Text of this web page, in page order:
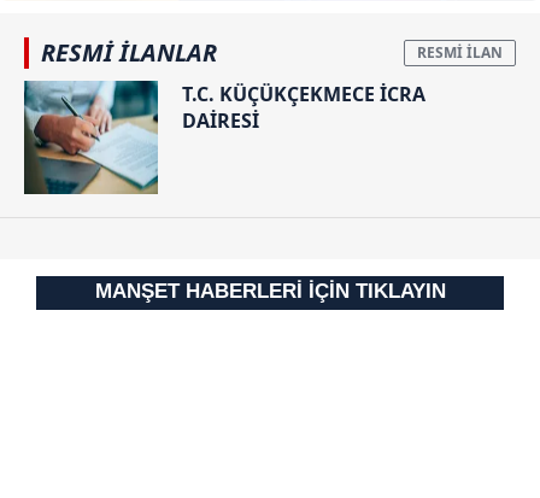
RESMİ İLANLAR
T.C. KÜÇÜKÇEKMECE İCRA
DAİRESİ
MANŞET HABERLERİ İÇİN TIKLAYIN